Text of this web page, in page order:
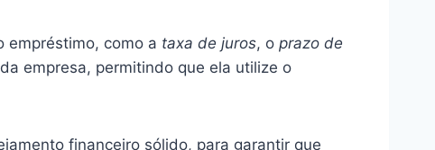
empréstimo, como a taxa de juros, o prazo de
empresa, permitindo que ela utilize o
financeiro sólido, para garantir que